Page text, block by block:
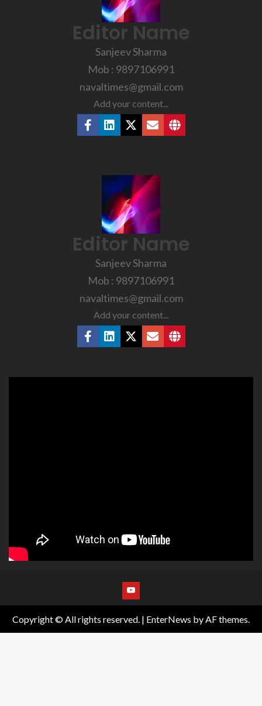
Editor Name
Sanjeev Sharma
Mob : 9897106991
navaltimes@gmail.com
Add your content...
Editor Name
Sanjeev Sharma
Mob : 9897106991
navaltimes@gmail.com
Add your content...
Copyright © All rights reserved. | EnterNews by AF themes.